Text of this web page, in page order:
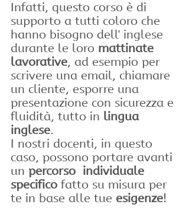
Infatti, questo corso è di
supporto a tutti coloro che
hanno bisogno dell' inglese
durante le loro mattinate
lavorative, ad esempio per
scrivere una email, chiamare
un cliente, esporre una
presentazione con sicurezza e
fluidità, tutto in lingua
inglese.
I nostri docenti, in questo
caso, possono portare avanti
un percorso  individuale
specifico fatto su misura per
te in base alle tue esigenze!